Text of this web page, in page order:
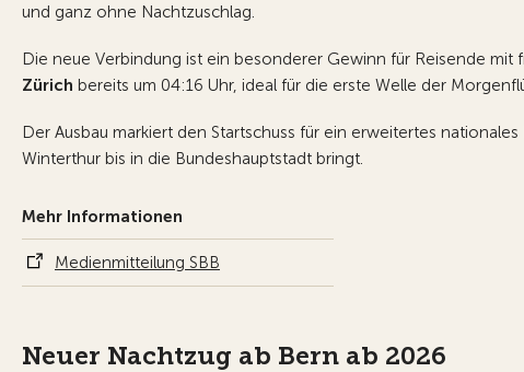
und ganz ohne Nachtzuschlag.
Die neue Verbindung ist ein besonderer Gewinn für Reisende
Zürich bereits um 04:16 Uhr, ideal für die erste Welle der
Der Ausbau markiert den Startschuss für ein erweitertes
Winterthur bis in die Bundeshauptstadt bringt.
Mehr Informationen
Medienmitteilung SBB
Neuer Nachtzug ab Bern ab 2026